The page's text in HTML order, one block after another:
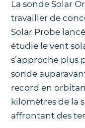
La sonde Solar
travailler de
Solar Probe
étudie le vent
s’approche plus
sonde
record en
kilomètres de la
affrontant des